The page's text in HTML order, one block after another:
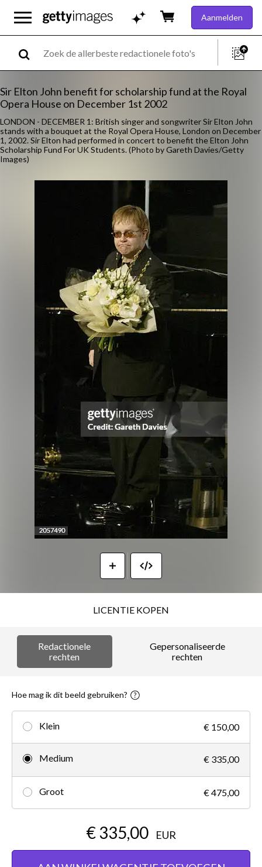
Aanmelden
Sir Elton John benefit for scholarship fund at the Royal
Opera House on December 1st 2002
LONDON - DECEMBER 1: British singer and songwriter Sir Elton John
stands with a bouquet at the Royal Opera House, London on December
1, 2002. Sir Elton had performed in concert to benefit the Elton John
Scholarship Fund For UK Students. (Photo by Gareth Davies/Getty
Images)
LICENTIE KOPEN
Redactionele
rechten
Gepersonaliseerde
rechten
Hoe mag ik dit beeld gebruiken?
Klein € 150,00
Medium € 335,00
Groot € 475,00
€ 335,00 EUR